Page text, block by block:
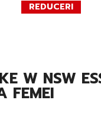
REDUCERI
W NSW
FEMEI